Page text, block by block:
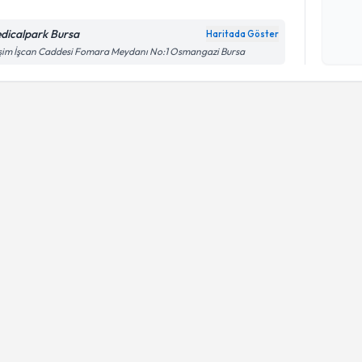
Bursa Haritada Göster
İşcan Caddesi Fomara Meydanı No:1 Osmangazi Bursa